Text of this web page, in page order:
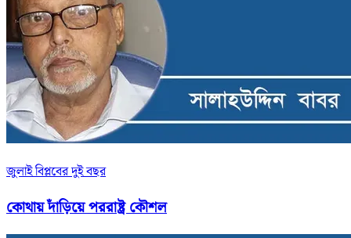
জুলাই বিপ্লবের দুই বছর
কোথায় দাঁড়িয়ে পররাষ্ট্র কৌশল